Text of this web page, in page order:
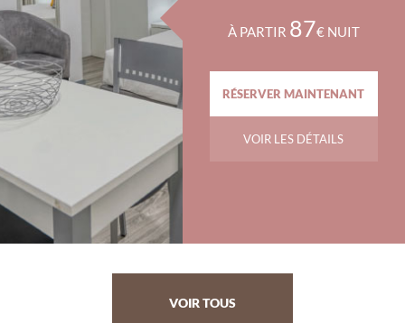
À PARTIR 87€ NUIT
RÉSERVER MAINTENANT
VOIR LES DÉTAILS
VOIR TOUS